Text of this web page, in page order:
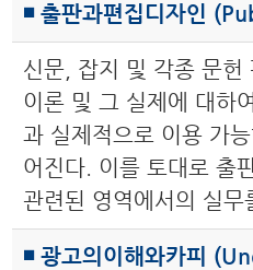
◾ 출판과편집디자인
신문, 잡지 및 각종 문헌
이론 및 그 실제에 대하
과 실제적으로 이용 가
어진다. 이를 토대로 출
관련된 영역에서의 실무
◾ 광고의이해와카피